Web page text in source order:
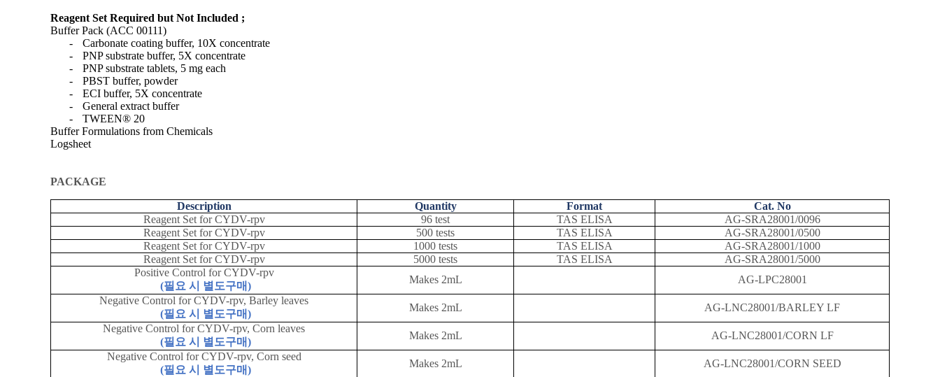
Reagent Set Required but Not Included ;
Buffer Pack (ACC 00111)
-
Carbonate coating buffer, 10X concentrate
-
PNP substrate buffer, 5X concentrate
-
PNP substrate tablets, 5 mg each
-
PBST buffer, powder
-
ECI buffer, 5X concentrate
-
General extract buffer
-
TWEEN® 20
Buffer Formulations from Chemicals
Logsheet
PACKAGE
Description Quantity Format
Cat. No
Reagent Set for CYDV-rpv
96 test TAS ELISA
AG-SRA28001/0096
Reagent Set for CYDV-rpv
500 tests TAS ELISA
AG-SRA28001/0500
Reagent Set for CYDV-rpv
1000 tests TAS ELISA
AG-SRA28001/1000
Reagent Set for CYDV-rpv
5000 tests TAS ELISA
AG-SRA28001/5000
Positive Control for CYDV-rpv
(필요 시 별도구매)
Makes 2mL
AG-LPC28001
Negative Control for CYDV-rpv, Barley leaves
(필요 시 별도구매)
Makes 2mL
AG-LNC28001/BARLEY LF
Negative Control for CYDV-rpv, Corn leaves
(필요 시 별도구매)
Makes 2mL
AG-LNC28001/CORN LF
Negative Control for CYDV-rpv, Corn seed
(필요 시 별도구매)
Makes 2mL
AG-LNC28001/CORN SEED